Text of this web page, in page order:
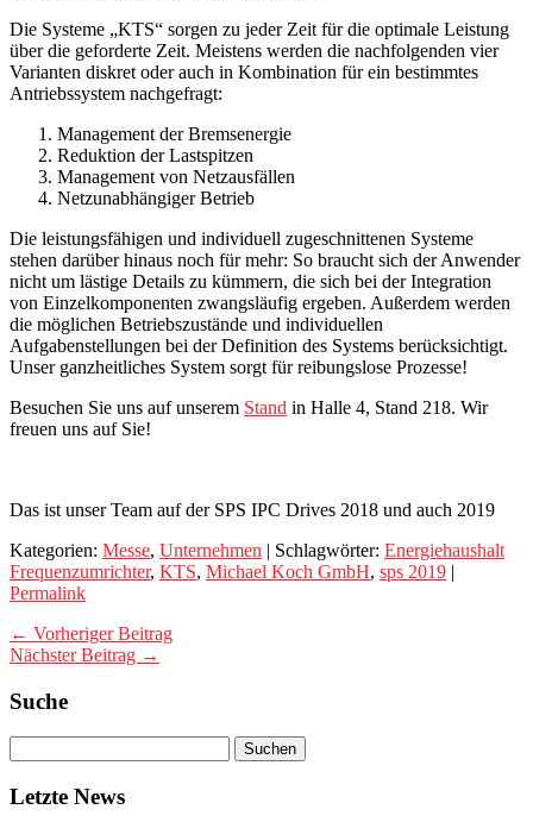
Die Systeme „KTS“ sorgen zu jeder Zeit für die optimale Leistung
über die geforderte Zeit. Meistens werden die nachfolgenden vier
Varianten diskret oder auch in Kombination für ein bestimmtes
Antriebssystem nachgefragt:
Management der Bremsenergie
Reduktion der Lastspitzen
Management von Netzausfällen
Netzunabhängiger Betrieb
Die leistungsfähigen und individuell zugeschnittenen Systeme
stehen darüber hinaus noch für mehr: So braucht sich der Anwender
nicht um lästige Details zu kümmern, die sich bei der Integration
von Einzelkomponenten zwangsläufig ergeben. Außerdem werden
die möglichen Betriebszustände und individuellen
Aufgabenstellungen bei der Definition des Systems berücksichtigt.
Unser ganzheitliches System sorgt für reibungslose Prozesse!
Besuchen Sie uns auf unserem Stand in Halle 4, Stand 218. Wir
freuen uns auf Sie!
Das ist unser Team auf der SPS IPC Drives 2018 und auch 2019
Kategorien: Messe, Unternehmen | Schlagwörter: Energiehaushalt
Frequenzumrichter, KTS, Michael Koch GmbH, sps 2019 |
Permalink
← Vorheriger Beitrag
Nächster Beitrag →
Suche
Letzte News